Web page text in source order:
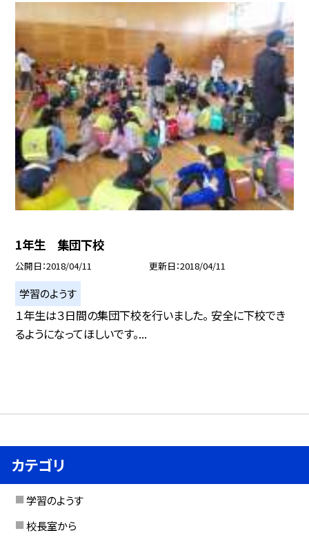
1年生 集団下校
公開日 2018/04/11 更新日 2018/04/11
学習のようす
１年生は３日間の集団下校を行いました。 安全に下校でき
るようになってほしいです。...
カテゴリ
学習のようす
校長室から